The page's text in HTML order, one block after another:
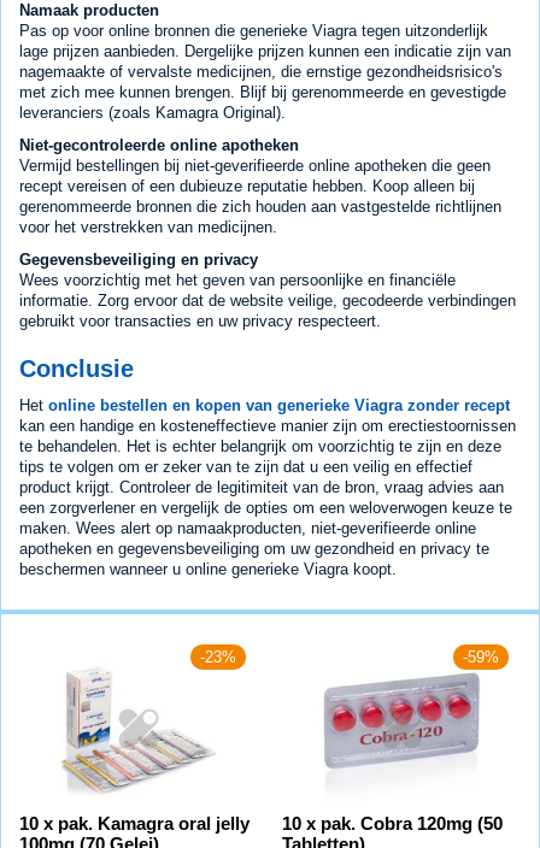
Namaak producten
Pas op voor online bronnen die generieke Viagra tegen uitzonderlijk
lage prijzen aanbieden. Dergelijke prijzen kunnen een indicatie zijn van
nagemaakte of vervalste medicijnen, die ernstige gezondheidsrisico's
met zich mee kunnen brengen. Blijf bij gerenommeerde en gevestigde
leveranciers (zoals Kamagra Original).
Niet-gecontroleerde online apotheken
Vermijd bestellingen bij niet-geverifieerde online apotheken die geen
recept vereisen of een dubieuze reputatie hebben. Koop alleen bij
gerenommeerde bronnen die zich houden aan vastgestelde richtlijnen
voor het verstrekken van medicijnen.
Gegevensbeveiliging en privacy
Wees voorzichtig met het geven van persoonlijke en financiële
informatie. Zorg ervoor dat de website veilige, gecodeerde verbindingen
gebruikt voor transacties en uw privacy respecteert.
Conclusie
Het online bestellen en kopen van generieke Viagra zonder recept
kan een handige en kosteneffectieve manier zijn om erectiestoornissen
te behandelen. Het is echter belangrijk om voorzichtig te zijn en deze
tips te volgen om er zeker van te zijn dat u een veilig en effectief
product krijgt. Controleer de legitimiteit van de bron, vraag advies aan
een zorgverlener en vergelijk de opties om een weloverwogen keuze te
maken. Wees alert op namaakproducten, niet-geverifieerde online
apotheken en gegevensbeveiliging om uw gezondheid en privacy te
beschermen wanneer u online generieke Viagra koopt.
-23%
10 x pak. Kamagra oral jelly
-59%
10 x pak. Cobra 120mg (50